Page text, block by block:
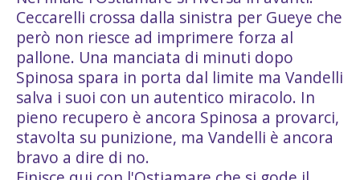
Ceccarelli crossa dalla sinistra per Gueye che
però non riesce ad imprimere forza al
pallone. Una manciata di minuti dopo
Spinosa spara in porta dal limite ma Vandelli
salva i suoi con un autentico miracolo. In
pieno recupero è ancora Spinosa a provarci,
stavolta su punizione, ma Vandelli è ancora
bravo a dire di no.